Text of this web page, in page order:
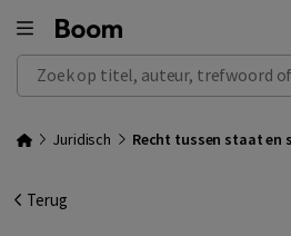
Zoek op titel, auteur, trefwoord of ISBN
Juridisch Recht tussen staat en
Terug